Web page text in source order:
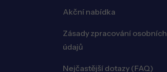
Akční nabídka
Zásady zpracování osobních
údajů
Nejčastější dotazy (FAQ)